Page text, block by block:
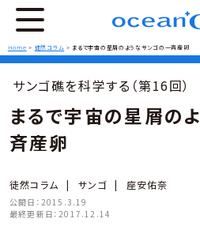
Home > 徒然コラム > まるで宇宙の星屑のようなサンゴの一斉産卵
サンゴ礁を科学する（第16回）
まるで宇宙の星屑の
斉産卵
徒然コラム | サンゴ | 座安佑奈
公開日： 2015.3.19
最終更新日： 2017.12.14